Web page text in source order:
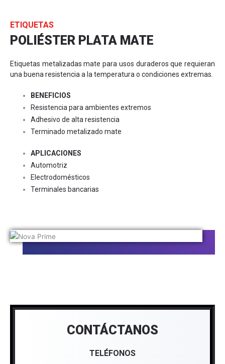
Etiquetas para Ferretería
Etiquetas Promocionales
Materiales
Contacto
X
ETIQUETAS
POLIÉSTER PLATA MATE
Etiquetas metalizadas mate para usos duraderos que requieran
una buena resistencia a la temperatura o condiciones extremas.
BENEFICIOS
Resistencia para ambientes extremos
Adhesivo de alta resistencia
Terminado metalizado mate
APLICACIONES
Automotriz
Electrodomésticos
Terminales bancarias
CONTÁCTANOS
TELÉFONOS